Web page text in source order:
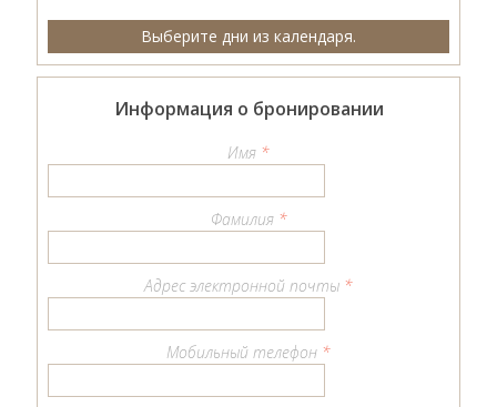
Выберите дни из календаря.
Информация о бронировании
Имя *
Фамилия *
Адрес электронной почты *
Мобильный телефон *